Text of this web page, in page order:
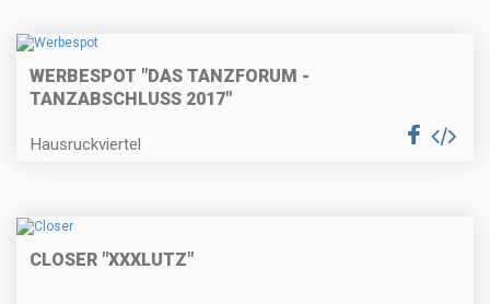
WERBESPOT "DAS TANZFORUM -
TANZABSCHLUSS 2017"
Hausruckviertel
CLOSER "XXXLUTZ"